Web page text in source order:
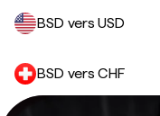
BSD vers USD
BSD vers CHF